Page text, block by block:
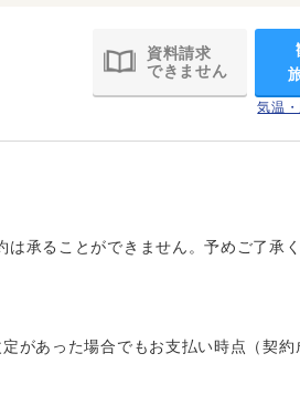
資料請求
できません
気温
承ることができません。予めご了承く
があった場合でもお支払い時点（契約